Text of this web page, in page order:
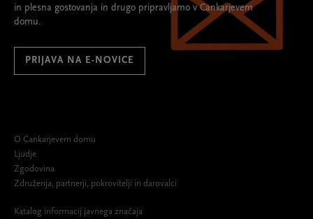
in plesna gostovanja in drugo pripravljamo v Cankarjevem
domu.
PRIJAVA NA E-NOVICE
O Cankarjevem domu
Ljudje
Zgodovina
Združenja, partnerji, pokrovitelji in darovalci
Katalog informacij javnega značaja